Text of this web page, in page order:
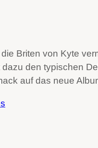
Briten von Kyte
dazu den typischen
auf das neue